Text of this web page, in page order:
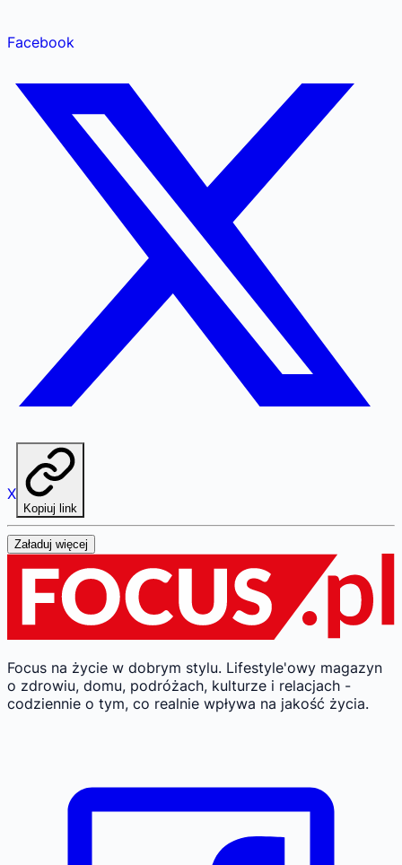
Facebook
X
Kopiuj link
Załaduj więcej
Focus na życie w dobrym stylu. Lifestyle'owy magazyn
o zdrowiu, domu, podróżach, kulturze i relacjach -
codziennie o tym, co realnie wpływa na jakość życia.